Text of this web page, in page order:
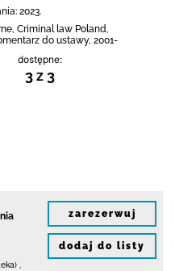
2023.
Criminal law Poland,
do ustawy, 2001-
dostępne:
3 z 3
zarezerwuj
dodaj do listy